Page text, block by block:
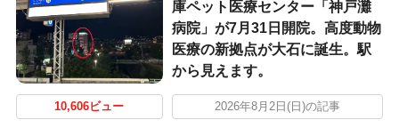
庫ペット医療センター「神戸灘
病院」が7月31日開院。高度動物
医療の新拠点が大石に誕生。駅
から見えます。
10,606ビュー 2026年8月2日(日)の記事